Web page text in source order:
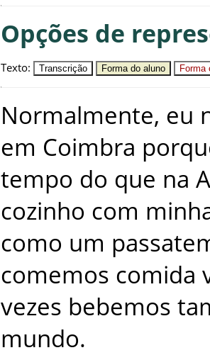
Opções de
Texto: Transcrição Forma do aluno Forma
Normalmente, eu
em Coimbra
tempo do que na
cozinho com
como um
comemos comida
vezes bebemos
mundo.